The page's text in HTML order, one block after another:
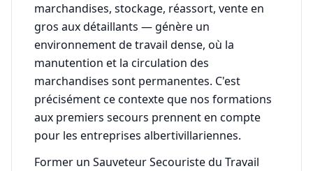
marchandises, stockage, réassort, vente en
gros aux détaillants — génère un
environnement de travail dense, où la
manutention et la circulation des
marchandises sont permanentes. C'est
précisément ce contexte que nos formations
aux premiers secours prennent en compte
pour les entreprises albertivillariennes.
Former un Sauveteur Secouriste du Travail